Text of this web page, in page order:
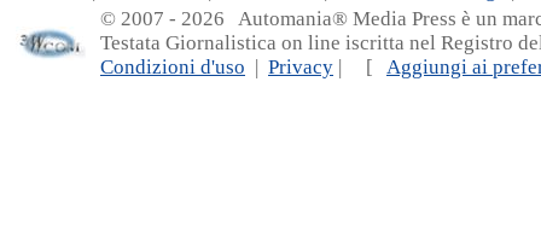
© 2007 - 2026 Automania® Media Press è un
Testata Giornalistica on line iscritta nel Registro
Condizioni d'uso | Privacy | [ Aggiungi ai